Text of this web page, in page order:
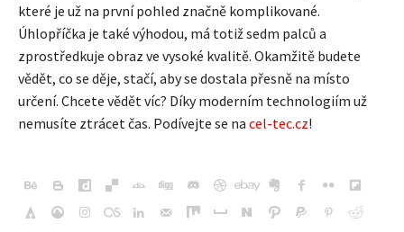
které je už na první pohled značně komplikované.
Úhlopříčka je také výhodou, má totiž sedm palců a
zprostředkuje obraz ve vysoké kvalitě. Okamžitě budete
vědět, co se děje, stačí, aby se dostala přesně na místo
určení. Chcete vědět víc? Díky moderním technologiím už
nemusíte ztrácet čas. Podívejte se na cel-tec.cz!